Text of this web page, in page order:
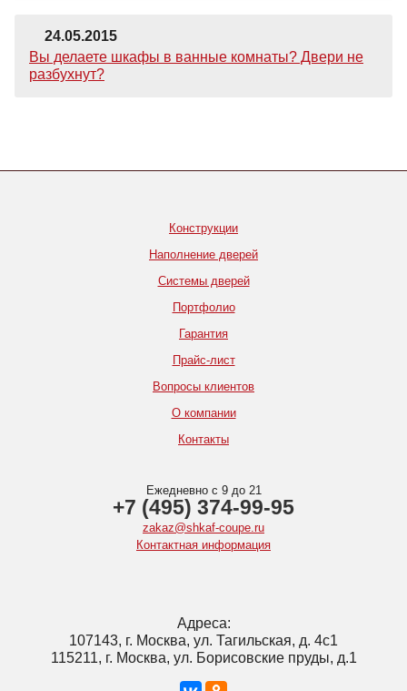
24.05.2015
Вы делаете шкафы в ванные комнаты? Двери не
разбухнут?
Конструкции
Наполнение дверей
Системы дверей
Портфолио
Гарантия
Прайс-лист
Вопросы клиентов
О компании
Контакты
Ежедневно с 9 до 21
+7 (495) 374-99-95
zakaz@shkaf-coupe.ru
Контактная информация
Адреса:
107143, г. Москва, ул. Тагильская, д. 4с1
115211, г. Москва, ул. Борисовские пруды, д.1